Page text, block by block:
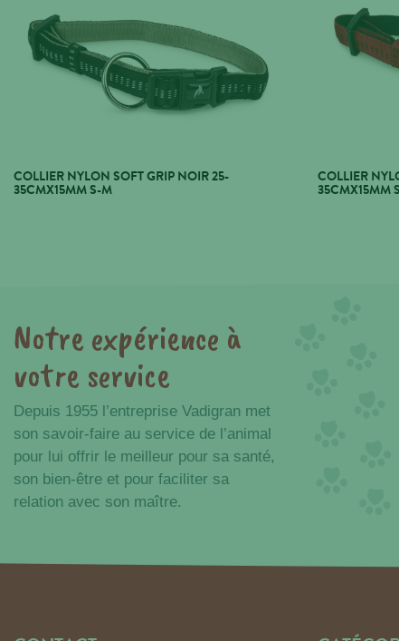
COLLIER NYLON SOFT GRIP NOIR 25-
35CMX15MM S-M
COLLIER
35CMX15MM
Avantages
Notre expérience à
votre service
Depuis 1955 l’entreprise Vadigran met
son savoir-faire au service de l’animal
pour lui offrir le meilleur pour sa santé,
son bien-être et pour faciliter sa
relation avec son maître.